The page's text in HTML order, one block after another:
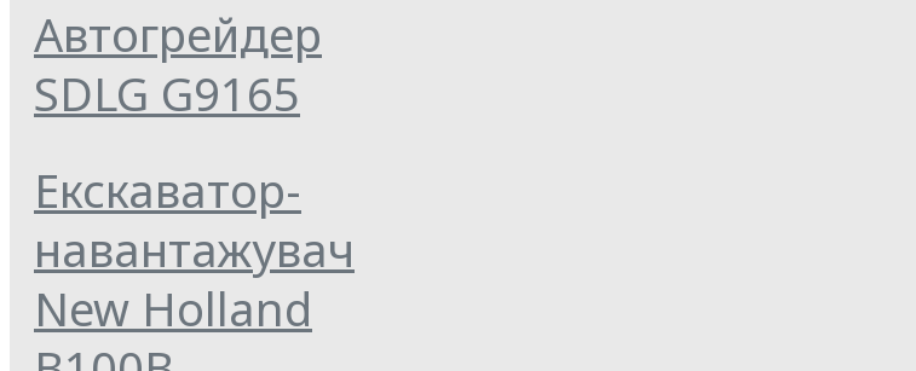
Автогрейдер
SDLG G9165
Екскаватор-
навантажувач
New Holland